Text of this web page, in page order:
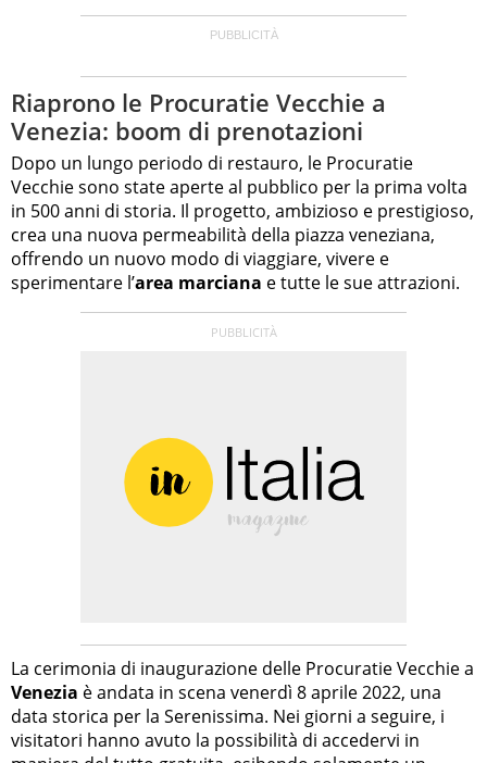
Riaprono le Procuratie Vecchie a
Venezia: boom di prenotazioni
Dopo un lungo periodo di restauro, le Procuratie
Vecchie sono state aperte al pubblico per la prima volta
in 500 anni di storia. Il progetto, ambizioso e prestigioso,
crea una nuova permeabilità della piazza veneziana,
offrendo un nuovo modo di viaggiare, vivere e
sperimentare l’area marciana e tutte le sue attrazioni.
La cerimonia di inaugurazione delle Procuratie Vecchie a
Venezia è andata in scena venerdì 8 aprile 2022, una
data storica per la Serenissima. Nei giorni a seguire, i
visitatori hanno avuto la possibilità di accedervi in